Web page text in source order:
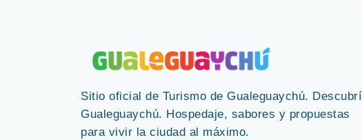
Sitio oficial de Turismo de Gualeguaychú. Descubrí
Gualeguaychú. Hospedaje, sabores y propuestas
para vivir la ciudad al máximo.